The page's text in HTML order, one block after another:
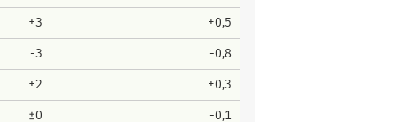
+3 +0,5
-3 -0,8
+2 +0,3
±0 -0,1